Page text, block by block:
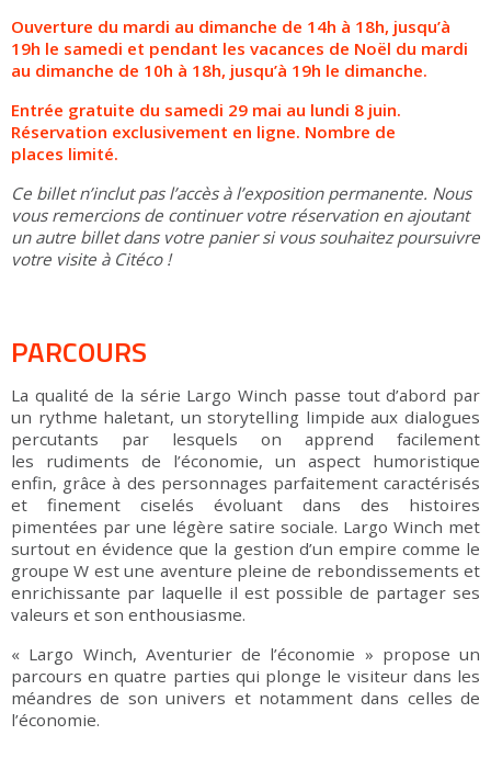
Ouverture du mardi au dimanche de 14h à 18h, jusqu’à
19h le samedi et pendant les vacances de Noël du mardi
au dimanche de 10h à 18h, jusqu’à 19h le dimanche.
Entrée gratuite du samedi 29 mai au lundi 8 juin.
Réservation exclusivement en ligne. Nombre de
places limité.
Ce billet n’inclut pas l’accès à l’exposition permanente. Nous
vous remercions de continuer votre réservation en ajoutant
un autre billet dans votre panier si vous souhaitez poursuivre
votre visite à Citéco !
PARCOURS
La qualité de la série Largo Winch passe tout d’abord par
un rythme haletant, un storytelling limpide aux dialogues
percutants par lesquels on apprend facilement
les rudiments de l’économie, un aspect humoristique
enfin, grâce à des personnages parfaitement caractérisés
et finement ciselés évoluant dans des histoires
pimentées par une légère satire sociale. Largo Winch met
surtout en évidence que la gestion d’un empire comme le
groupe W est une aventure pleine de rebondissements et
enrichissante par laquelle il est possible de partager ses
valeurs et son enthousiasme.
« Largo Winch, Aventurier de l’économie » propose un
parcours en quatre parties qui plonge le visiteur dans les
méandres de son univers et notamment dans celles de
l’économie.